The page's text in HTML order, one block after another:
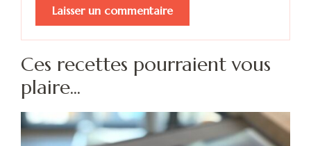
Ces recettes pourraient vous
plaire...